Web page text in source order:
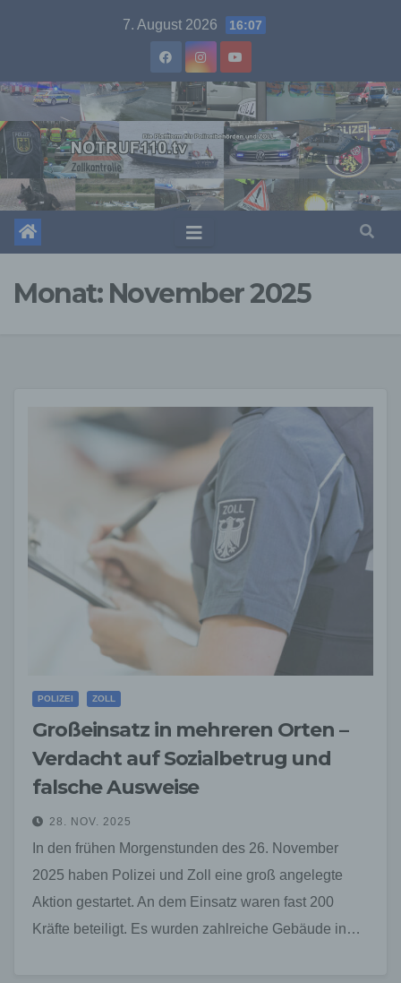
7. August 2026 16:07
Monat: November 2025
POLIZEI ZOLL
Großeinsatz in mehreren Orten –
Verdacht auf Sozialbetrug und
falsche Ausweise
28. NOV. 2025
In den frühen Morgenstunden des 26. November
2025 haben Polizei und Zoll eine groß angelegte
Aktion gestartet. An dem Einsatz waren fast 200
Kräfte beteiligt. Es wurden zahlreiche Gebäude in…